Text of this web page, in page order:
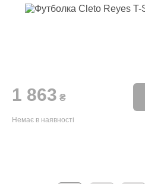
1 863 ₴
Немає в наявності